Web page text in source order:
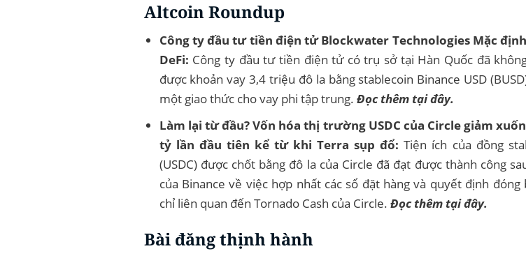
Altcoin Roundup
Công ty đầu tư tiền điện tử Blockwater Technologies Mặc
DeFi: Công ty đầu tư tiền điện tử có trụ sở tại Hàn Quốc đã
được khoản vay 3,4 triệu đô la bằng stablecoin Binance USD
một giao thức cho vay phi tập trung. Đọc thêm tại đây.
Làm lại từ đầu? Vốn hóa thị trường USDC của Circle giảm
tỷ lần đầu tiên kể từ khi Terra sụp đổ: Tiện ích của đồng
(USDC) được chốt bằng đô la của Circle đã đạt được thành công
của Binance về việc hợp nhất các sổ đặt hàng và quyết định đóng
chỉ liên quan đến Tornado Cash của Circle. Đọc thêm tại đây.
Bài đăng thịnh hành